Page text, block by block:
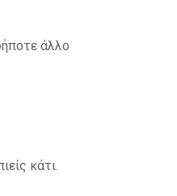
άλλο
κάτι.